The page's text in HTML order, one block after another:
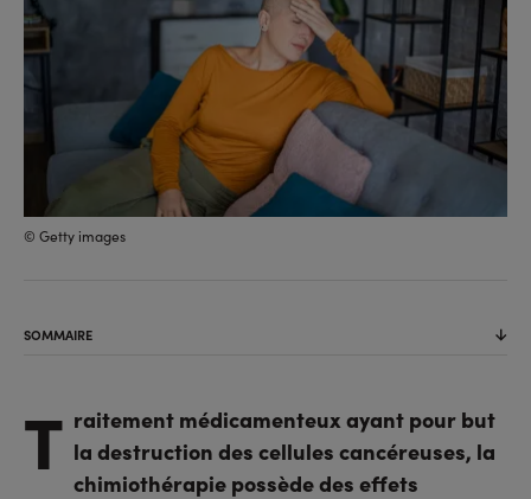
© Getty images
SOMMAIRE
T raitement médicamenteux ayant pour but
la destruction des cellules cancéreuses, la
chimiothérapie possède des effets